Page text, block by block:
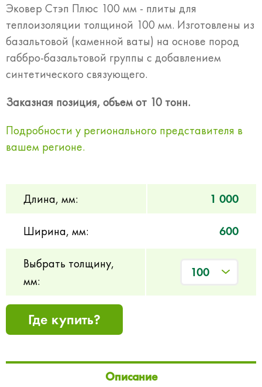
Эковер Стэп Плюс 100 мм - плиты для
теплоизоляции толщиной 100 мм. Изготовлены из
базальтовой (каменной ваты) на основе пород
габбро-базальтовой группы с добавлением
синтетического связующего.
Заказная позиция, объем от 10 тонн.
Подробности у регионального представителя в
вашем регионе.
Длина, мм: 1 000
Ширина, мм: 600
Выбрать толщину,
мм:
100
Где купить?
Описание